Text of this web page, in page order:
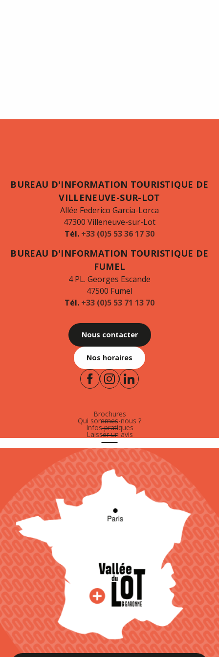
BUREAU D'INFORMATION TOURISTIQUE DE
VILLENEUVE-SUR-LOT
Allée Federico Garcia-Lorca
47300 Villeneuve-sur-Lot
Tél. +33 (0)5 53 36 17 30
BUREAU D'INFORMATION TOURISTIQUE DE
FUMEL
4 PL. Georges Escande
47500 Fumel
Tél. +33 (0)5 53 71 13 70
Nous contacter
Nos horaires
Brochures
Qui sommes-nous ?
Infos pratiques
Laisser un avis